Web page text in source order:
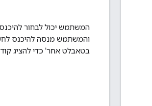
בטאבלט אחר' כדי להציג קוד QR במכשיר Android, ואז לסרוק אותו באמצעות ה-iPhone ולבצע אימות במכשירים שונים.